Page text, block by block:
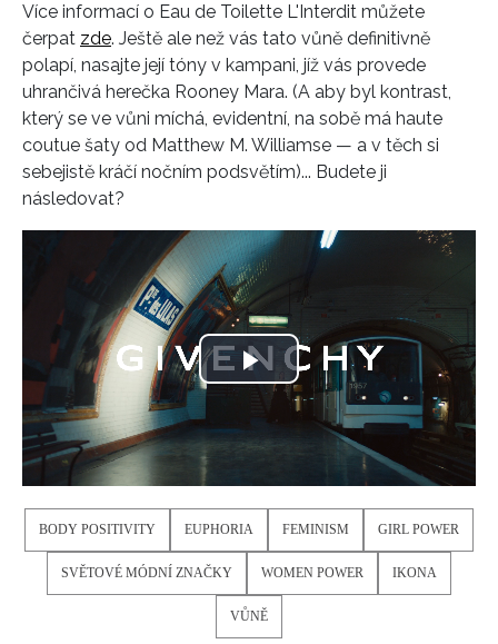
Více informací o Eau de Toilette L'Interdit můžete
čerpat zde. Ještě ale než vás tato vůně definitivně
polapí, nasajte její tóny v kampani, jíž vás provede
uhrančivá herečka Rooney Mara. (A aby byl kontrast,
který se ve vůni míchá, evidentní, na sobě má haute
coutue šaty od Matthew M. Williamse — a v těch si
sebejistě kráčí nočním podsvětím)... Budete ji
následovat?
Play
Video
BODY POSITIVITY EUPHORIA FEMINISM GIRL POWER
SVĚTOVÉ MÓDNÍ ZNAČKY WOMEN POWER IKONA
VŮNĚ